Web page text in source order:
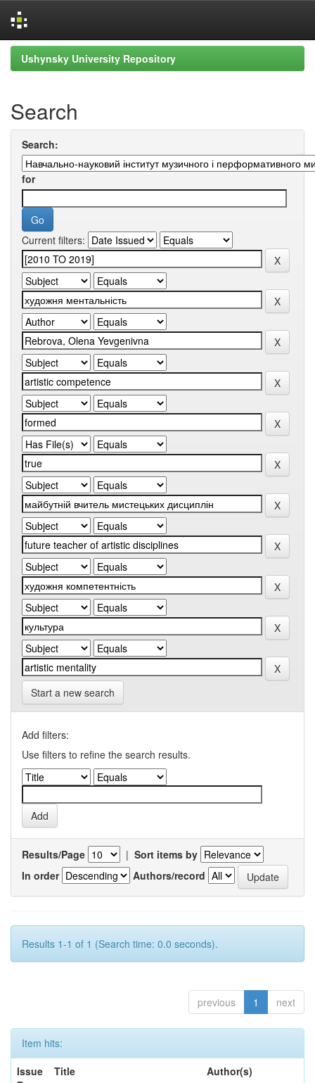
Skip
navigation
Ushynsky University Repository
Search
Search:
for
Current filters:
Start a new search
Add filters:
Use filters to refine the search results.
Results/Page | Sort items by
In order
Authors/record
Results 1-1 of 1 (Search time: 0.0 seconds).
previous 1 next
Item hits:
Issue
Title Author(s)